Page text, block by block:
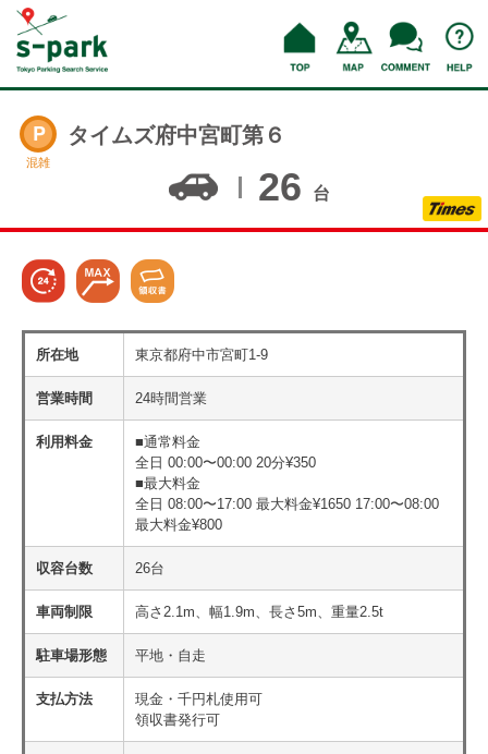
混雑
タイムズ府中宮町第６
26 台
所在地 東京都府中市宮町1-9
営業時間 24時間営業
利用料金
■通常料金
全日 00:00〜00:00 20分¥350
■最大料金
全日 08:00〜17:00 最大料金¥1650 17:00〜08:00
最大料金¥800
収容台数 26台
車両制限 高さ2.1m、幅1.9m、長さ5m、重量2.5t
駐車場形態 平地・自走
支払方法
現金・千円札使用可
領収書発行可